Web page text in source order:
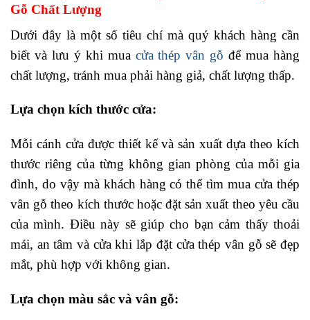
Gỗ Chất Lượng
Dưới đây là một số tiêu chí mà quý khách hàng cần
biết và lưu ý khi mua cửa thép vân gỗ để mua hàng
chất lượng, tránh mua phải hàng giả, chất lượng thấp.
Lựa chọn kích thước cửa:
Mỗi cánh cửa được thiết kế và sản xuất dựa theo kích
thước riêng của từng không gian phòng của mỗi gia
đình, do vậy mà khách hàng có thể tìm mua cửa thép
vân gỗ theo kích thước hoặc đặt sản xuất theo yêu cầu
của mình. Điều này sẽ giúp cho bạn cảm thấy thoải
mái, an tâm và cửa khi lắp đặt cửa thép vân gỗ sẽ đẹp
mắt, phù hợp với không gian.
Lựa chọn màu sắc và vân gỗ: